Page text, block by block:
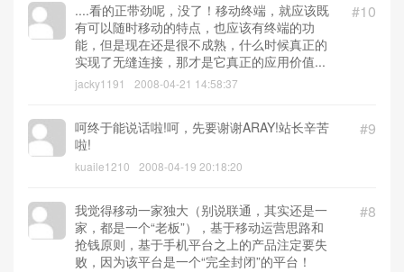
#10
....看的正带劲呢，没了！移动终端，就应该既
有可以随时移动的特点，也应该有终端的功
能，但是现在还是很不成熟，什么时候真正的
实现了无缝连接，那才是它真正的应用价值...
jacky1191 2008-04-21 14:58:37
#9
呵终于能说话啦!呵，先要谢谢ARAY!站长辛苦
啦!
kuaile1210 2008-04-19 20:18:20
#8
我觉得移动一家独大（别说联通，其实还是一
家，都是一个“老板”），基于移动运营思路和
抢钱原则，基于手机平台之上的产品注定要失
败，因为该平台是一个“完全封闭”的平台！